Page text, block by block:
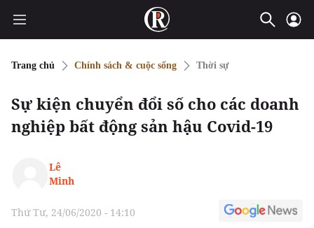
Trang chủ Chính sách & cuộc sống Thời sự
Sự kiện chuyển đổi số cho các doanh
nghiệp bất động sản hậu Covid-19
Lê
Minh
Thứ Tư, 24/06/2020 - 14:10